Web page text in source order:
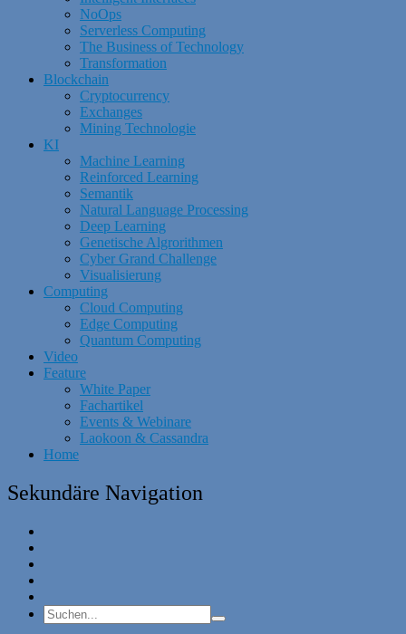
NoOps
Serverless Computing
The Business of Technology
Transformation
Blockchain
Cryptocurrency
Exchanges
Mining Technologie
KI
Machine Learning
Reinforced Learning
Semantik
Natural Language Processing
Deep Learning
Genetische Algrorithmen
Cyber Grand Challenge
Visualisierung
Computing
Cloud Computing
Edge Computing
Quantum Computing
Video
Feature
White Paper
Fachartikel
Events & Webinare
Laokoon & Cassandra
Home
Sekundäre Navigation